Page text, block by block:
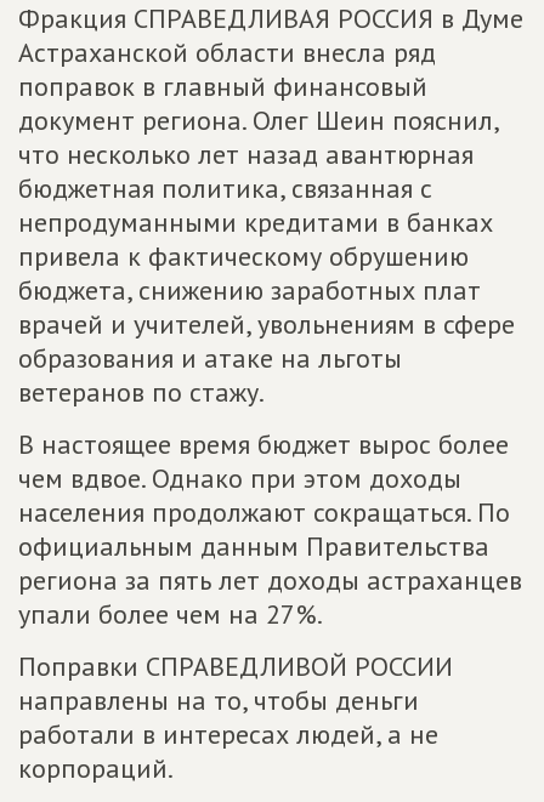
Фракция СПРАВЕДЛИВАЯ РОССИЯ в Думе
Астраханской области внесла ряд
поправок в главный финансовый
документ региона. Олег Шеин пояснил,
что несколько лет назад авантюрная
бюджетная политика, связанная с
непродуманными кредитами в банках
привела к фактическому обрушению
бюджета, снижению заработных плат
врачей и учителей, увольнениям в сфере
образования и атаке на льготы
ветеранов по стажу.
В настоящее время бюджет вырос более
чем вдвое. Однако при этом доходы
населения продолжают сокращаться. По
официальным данным Правительства
региона за пять лет доходы астраханцев
упали более чем на 27%.
Поправки СПРАВЕДЛИВОЙ РОССИИ
направлены на то, чтобы деньги
работали в интересах людей, а не
корпораций.